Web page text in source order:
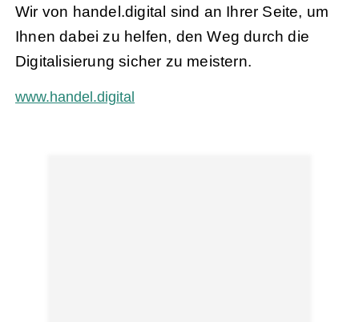
Wir von handel.digital sind an Ihrer Seite, um
Ihnen dabei zu helfen, den Weg durch die
Digitalisierung sicher zu meistern.
www.handel.digital